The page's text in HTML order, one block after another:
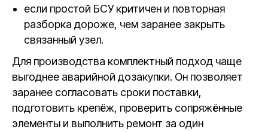
если простой БСУ критичен и повторная
разборка дороже, чем заранее закрыть
связанный узел.
Для производства комплектный подход чаще
выгоднее аварийной дозакупки. Он позволяет
заранее согласовать сроки поставки,
подготовить крепёж, проверить сопряжённые
элементы и выполнить ремонт за один